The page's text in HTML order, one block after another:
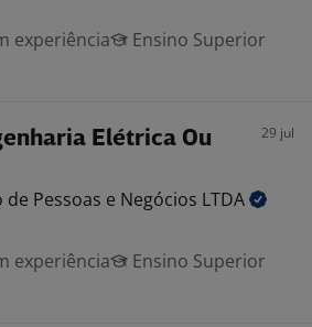
experiência
Ensino Superior
Elétrica Ou
29 jul
Pessoas e Negócios LTDA
experiência
Ensino Superior